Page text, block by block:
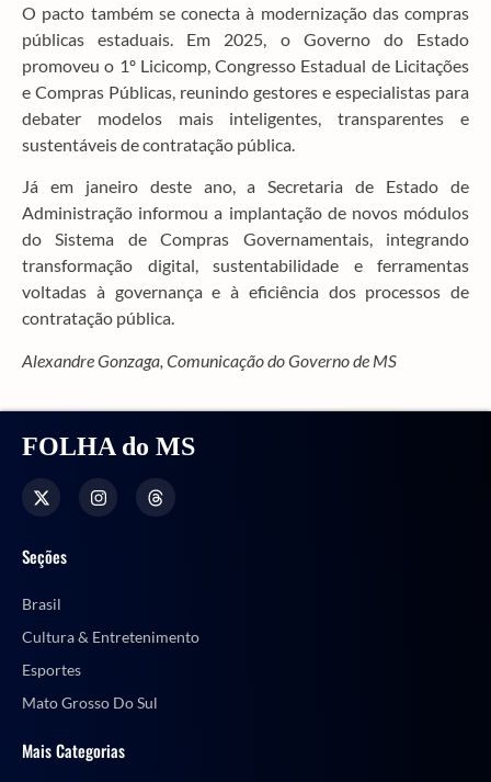
O pacto também se conecta à modernização das compras
públicas estaduais. Em 2025, o Governo do Estado
promoveu o 1º Licicomp, Congresso Estadual de Licitações
e Compras Públicas, reunindo gestores e especialistas para
debater modelos mais inteligentes, transparentes e
sustentáveis de contratação pública.
Já em janeiro deste ano, a Secretaria de Estado de
Administração informou a implantação de novos módulos
do Sistema de Compras Governamentais, integrando
transformação digital, sustentabilidade e ferramentas
voltadas à governança e à eficiência dos processos de
contratação pública.
Alexandre Gonzaga, Comunicação do Governo de MS
FOLHA do MS
Seções
Brasil
Cultura & Entretenimento
Esportes
Mato Grosso Do Sul
Mais Categorias